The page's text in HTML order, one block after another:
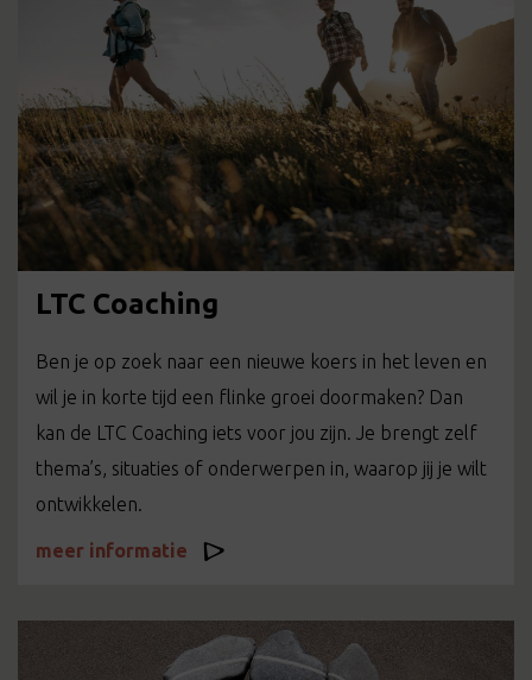
LTC Coaching
Ben je op zoek naar een nieuwe koers in het leven en
wil je in korte tijd een flinke groei doormaken? Dan
kan de LTC Coaching iets voor jou zijn. Je brengt zelf
thema’s, situaties of onderwerpen in, waarop jij je wilt
ontwikkelen.
meer informatie